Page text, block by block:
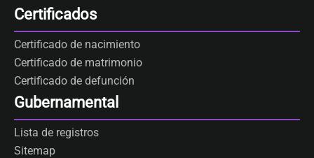
Certificados
Certificado de nacimiento
Certificado de matrimonio
Certificado de defunción
Gubernamental
Lista de registros
Sitemap